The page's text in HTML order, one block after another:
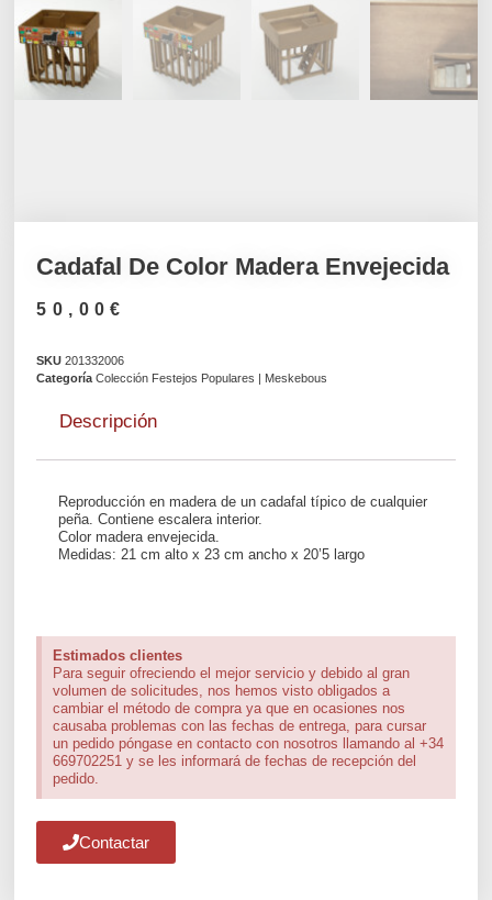
Cadafal De Color Madera Envejecida
50,00€
SKU201332006
Categoría Colección Festejos Populares | Meskebous
Descripción
Reproducción en madera de un cadafal típico de cualquier
peña. Contiene escalera interior.
Color madera envejecida.
Medidas: 21 cm alto x 23 cm ancho x 20’5 largo
Estimados clientes
Para seguir ofreciendo el mejor servicio y debido al gran
volumen de solicitudes, nos hemos visto obligados a
cambiar el método de compra ya que en ocasiones nos
causaba problemas con las fechas de entrega, para cursar
un pedido póngase en contacto con nosotros llamando al +34
669702251 y se les informará de fechas de recepción del
pedido.
Contactar